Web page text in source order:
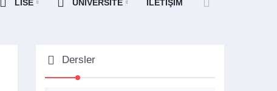
LİSE ÜNİVERSİTE İLETİŞİM
Dersler